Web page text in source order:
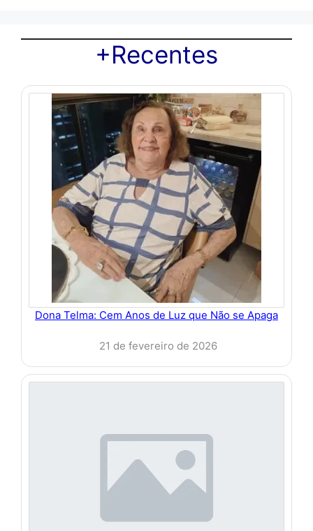
+Recentes
Dona Telma: Cem Anos de Luz que Não se Apaga
21 de fevereiro de 2026